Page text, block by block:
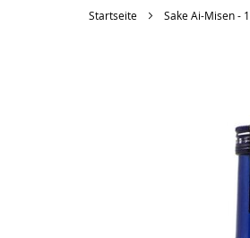
Startseite Sake Ai-Misen -